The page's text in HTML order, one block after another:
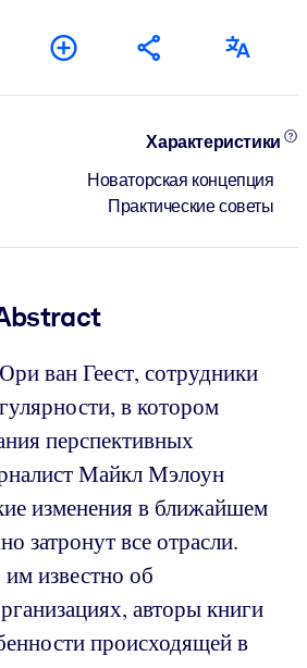
Характеристики
Новаторская концепция
Практические советы
ван Геест, сотрудники
в котором
перспективных
Майкл Мэлоун
изменения в ближайшем
затронут все отрасли.
известно об
авторы книги
происходящей в